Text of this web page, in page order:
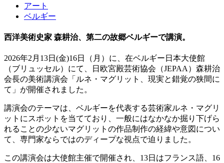
アート
ベルギー
西洋美術史家 森耕治、第二の故郷ベルギーで講演。
2026年2月13日 (金)16日（月） に、在ベルギー日本大使館
（ブリュッセル）にて、日欧宮殿芸術協会（JEPAA ）森耕治
会長の美術講演会 「ルネ・マグリット、現実と錯覚の狭間に
て」 が開催されました。
講演会のテーマは、ベルギーを代表する芸術家ルネ・マグリ
ットにスポットを当てており、一般にはなかなか掘り下げら
れることの少ないマグリットの作品制作の経緯や意図につい
て、専門家ならではのディープな視点で迫りました。
この講演会は大使館主催で開催され、13日はフランス語、16